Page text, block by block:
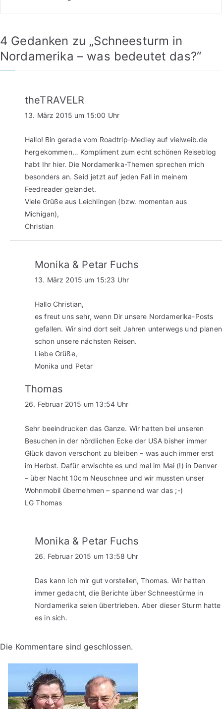
4 Gedanken zu „Schneesturm in
Nordamerika – was bedeutet das?“
theTRAVELR
13. März 2015 um 15:00 Uhr
Hallo! Bin gerade vom Roadtrip-Medley auf vielweib.de
hergekommen… Kompliment zum echt schönen Reiseblog
habt Ihr hier. Die Nordamerika-Themen sprechen mich
besonders an. Seid jetzt auf jeden Fall in meinem
Feedreader gelandet.
Viele Grüße aus Leichlingen (bzw. momentan aus
Michigan),
Christian
Monika & Petar Fuchs
13. März 2015 um 15:23 Uhr
Hallo Christian,
es freut uns sehr, wenn Dir unsere Nordamerika-Posts
gefallen. Wir sind dort seit Jahren unterwegs und planen
schon unsere nächsten Reisen.
Liebe Grüße,
Monika und Petar
Thomas
26. Februar 2015 um 13:54 Uhr
Sehr beeindrucken das Ganze. Wir hatten bei unseren
Besuchen in der nördlichen Ecke der USA bisher immer
Glück davon verschont zu bleiben – was auch immer erst
im Herbst. Dafür erwischte es und mal im Mai (!) in Denver
– über Nacht 10cm Neuschnee und wir mussten unser
Wohnmobil übernehmen – spannend war das ;-)
LG Thomas
Monika & Petar Fuchs
26. Februar 2015 um 13:58 Uhr
Das kann ich mir gut vorstellen, Thomas. Wir hatten
immer gedacht, die Berichte über Schneestürme in
Nordamerika seien übertrieben. Aber dieser Sturm hatte
es in sich.
Die Kommentare sind geschlossen.